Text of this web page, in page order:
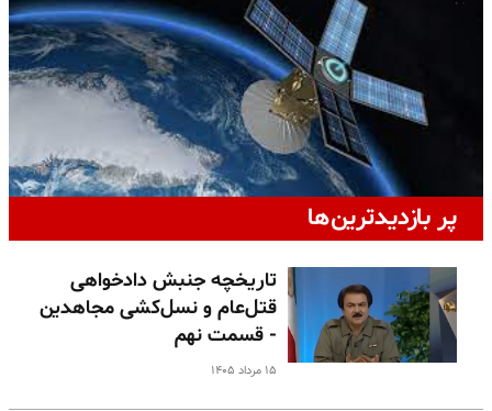
پر بازدیدترین‌ها
تاریخچه جنبش دادخواهی
قتل‌عام و نسل‌کشی مجاهدین
- قسمت نهم
۱۵ مرداد ۱۴۰۵